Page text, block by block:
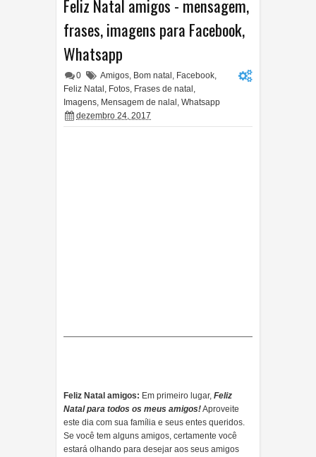
Feliz Natal amigos - mensagem,
frases, imagens para Facebook,
Whatsapp
0 Amigos, Bom natal , Facebook,
Feliz Natal , Fotos, Frases de natal ,
Imagens, Mensagem de nalal , Whatsapp
dezembro 24, 2017
Feliz Natal amigos: Em primeiro lugar, Feliz
Natal para todos os meus amigos!Aproveite
este dia com sua família e seus entes queridos.
Se você tem alguns amigos, certamente você
estará olhando para desejar aos seus amigos